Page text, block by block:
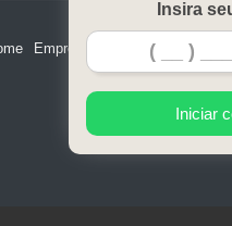
Empresa Serviços
Insira
Iniciar